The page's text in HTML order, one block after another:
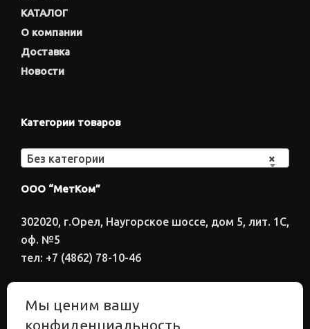
КАТАЛОГ
О компании
Доставка
Новости
Категории товаров
×
Без категории
ООО “МетКом”
302020, г.Орел, Наугорское шоссе, дом 5, лит. 1С,
оф. №5
тел: +7 (4862) 78-10-46
Электронный адрес
Мы ценим вашу
конфиденциальность